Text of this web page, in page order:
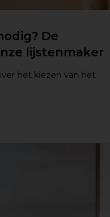
De
lijstenmaker
het kiezen van het